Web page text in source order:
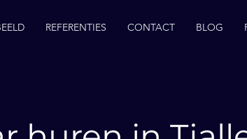
REFERENTIES CONTACT BLOG